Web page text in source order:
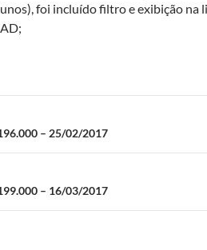
foi incluído filtro e exibição na
– 25/02/2017
– 16/03/2017